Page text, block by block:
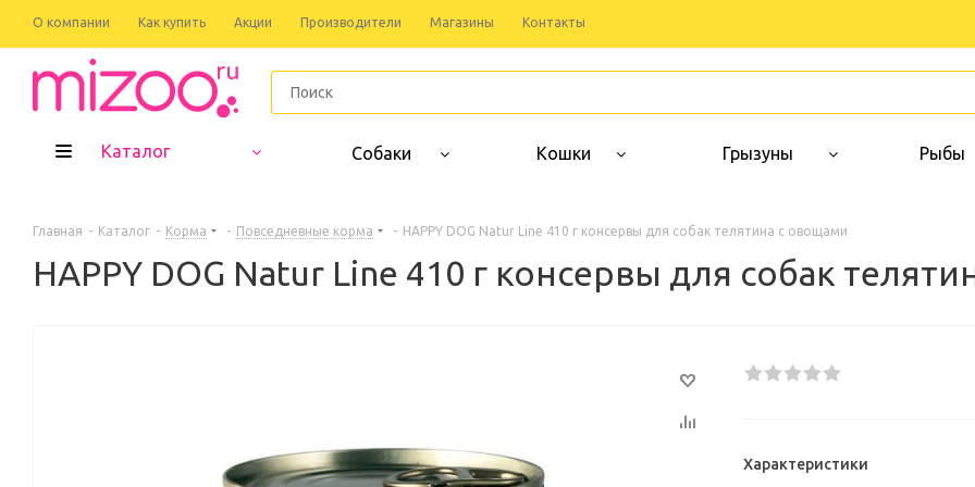
О компании Как купить Акции Производители Магазины Контакты
Каталог Собаки Кошки Грызуны Рыбы
Главная - Каталог - Корма - Повседневные корма - HAPPY DOG Natur Line 410 г консервы для собак телятина с овощами
HAPPY DOG Natur Line 410 г консервы для собак
Характеристики